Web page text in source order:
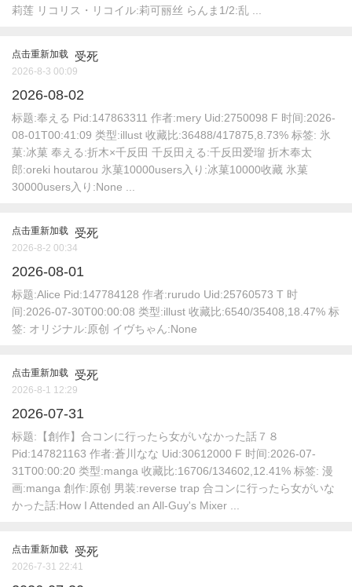
莉莲 リコリス・リコイル:莉可丽丝 らんま1/2:乱 ...
点击重新加载 受死
2026-8-3 00:09
2026-08-02
标题:奉える Pid:147863311 作者:mery Uid:2750098 F 时间:2026-
08-01T00:41:09 类型:illust 收藏比:36488/417875,8.73% 标签: 氷
菓:冰菓 奉える:折木×千反田 千反田える:千反田爱瑠 折木奉太
郎:oreki houtarou 氷菓10000users入り:冰菓10000收藏 氷菓
30000users入り:None ...
点击重新加载 受死
2026-8-2 00:34
2026-08-01
标题:Alice Pid:147784128 作者:rurudo Uid:25760573 T 时
间:2026-07-30T00:00:08 类型:illust 收藏比:6540/35408,18.47% 标
签: オリジナル:原创 イヴちゃん:None
点击重新加载 受死
2026-8-1 12:29
2026-07-31
标题:【創作】合コンに行ったら女がいなかった話７８
Pid:147821163 作者:蒼川なな Uid:30612000 F 时间:2026-07-
31T00:00:20 类型:manga 收藏比:16706/134602,12.41% 标签: 漫
画:manga 創作:原创 男装:reverse trap 合コンに行ったら女がいな
かった話:How I Attended an All-Guy's Mixer ...
点击重新加载 受死
2026-7-31 22:41